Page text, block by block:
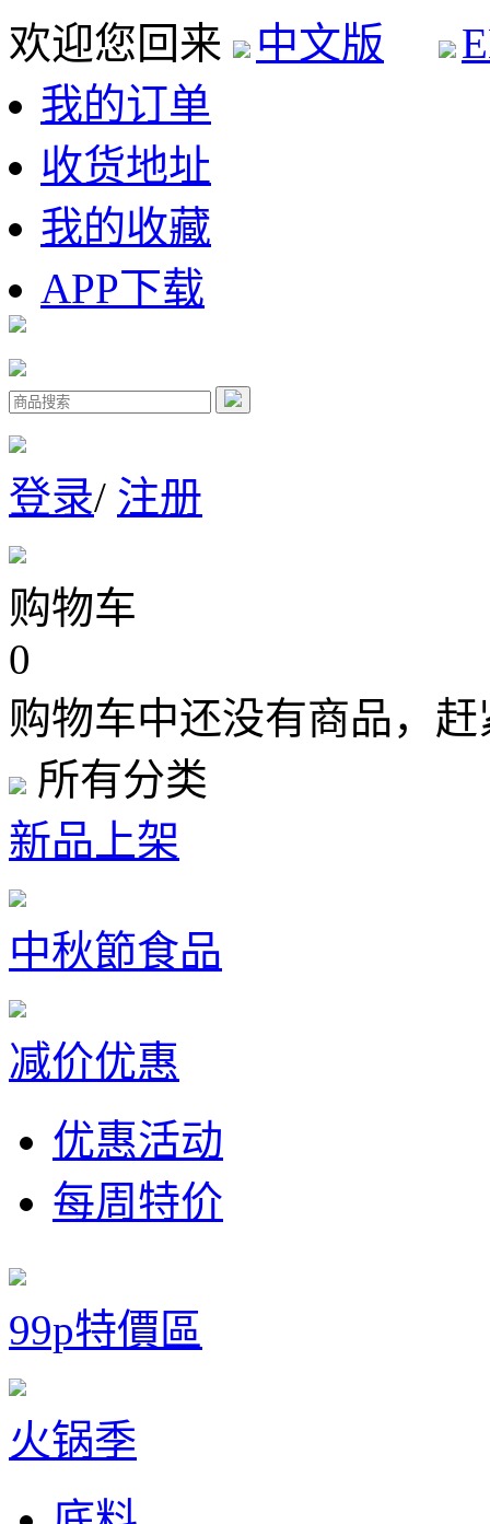
欢迎您回来 中文版
我的订单
收货地址
我的收藏
APP下载
登录/ 注册
购物车
0
购物车中还没有商品，
所有分类
新品上架
中秋節食品
减价优惠
优惠活动
每周特价
99p特價區
火锅季